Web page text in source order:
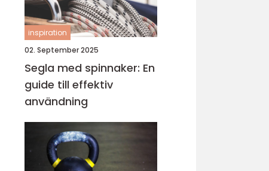
inspiration
02. September 2025
Segla med spinnaker: En
guide till effektiv
användning